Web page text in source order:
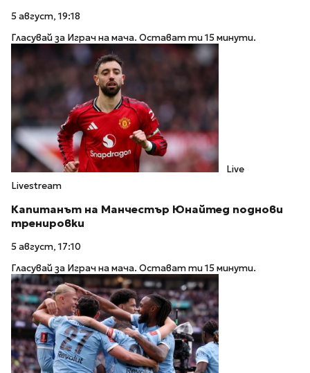
5 август, 19:18
Гласувай за Играч на мача. Остават ти 15 минути.
Live
Livestream
Капитанът на Манчестър Юнайтед поднови
тренировки
5 август, 17:10
Гласувай за Играч на мача. Остават ти 15 минути.